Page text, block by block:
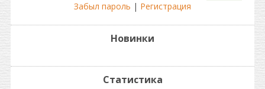
Забыл пароль | Регистрация
Новинки
Статистика